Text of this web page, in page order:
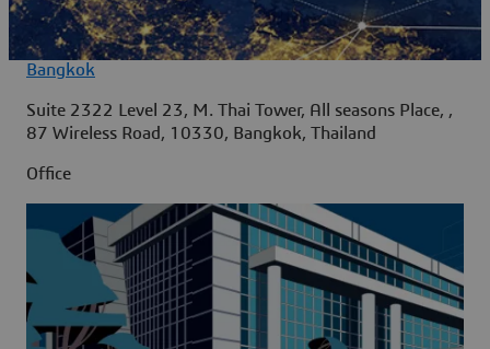
Bangkok
Suite 2322 Level 23, M. Thai Tower, All seasons Place, ,
87 Wireless Road, 10330, Bangkok, Thailand
Office